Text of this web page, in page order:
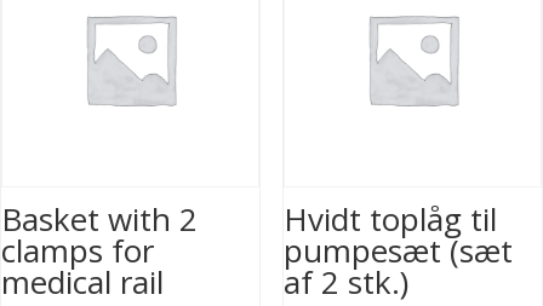
Basket with 2
clamps for
medical rail
Hvidt toplåg til
pumpesæt (sæt
af 2 stk.)